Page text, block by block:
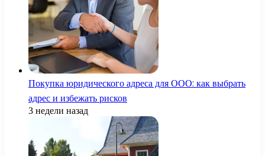
Покупка юридического адреса для ООО: как выбрать
адрес и избежать рисков
3 недели назад